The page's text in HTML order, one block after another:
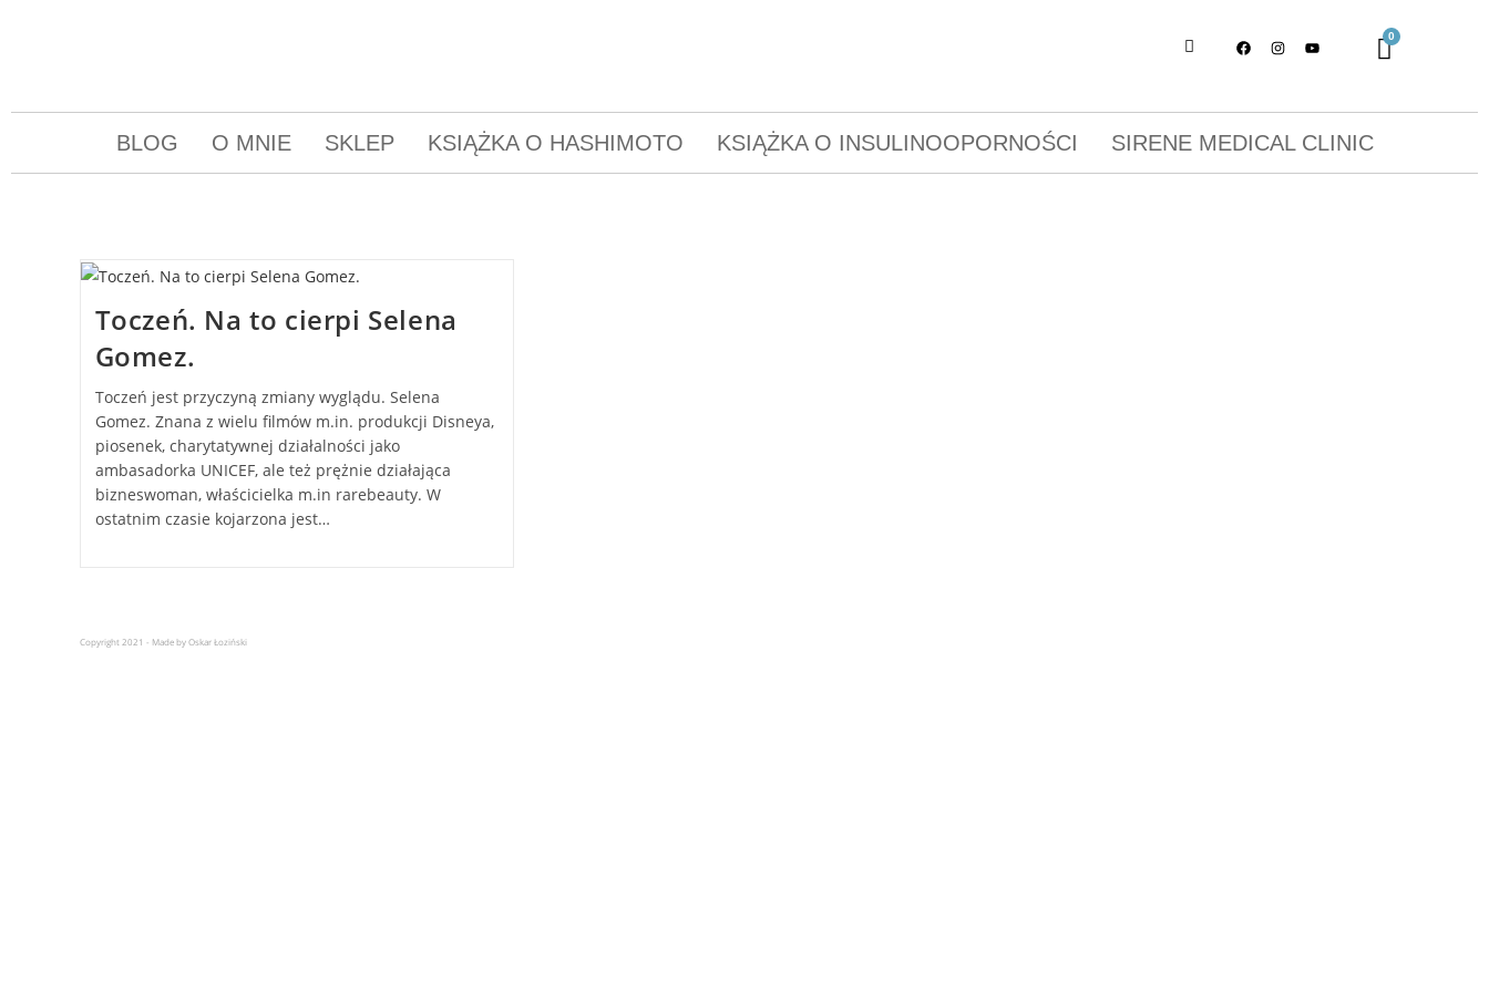
BLOG O MNIE SKLEP KSIĄŻKA O HASHIMOTO KSIĄŻKA O INSULINOOPORNOŚCI SIRENE MEDICAL CLINIC
Toczeń. Na to cierpi Selena
Gomez.
Toczeń jest przyczyną zmiany wyglądu. Selena
Gomez. Znana z wielu filmów m.in. produkcji Disneya,
piosenek, charytatywnej działalności jako
ambasadorka UNICEF, ale też prężnie działająca
bizneswoman, właścicielka m.in rarebeauty. W
ostatnim czasie kojarzona jest…
Copyright 2021 - Made by Oskar Łoziński